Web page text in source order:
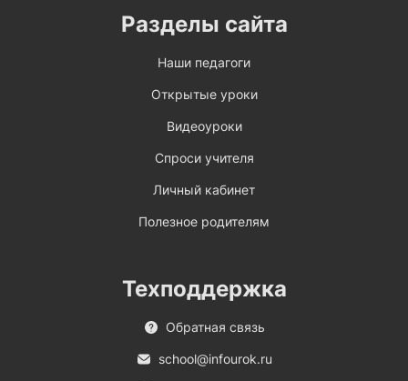
Разделы сайта
Наши педагоги
Открытые уроки
Видеоуроки
Спроси учителя
Личный кабинет
Полезное родителям
Техподдержка
Обратная связь
school@infourok.ru